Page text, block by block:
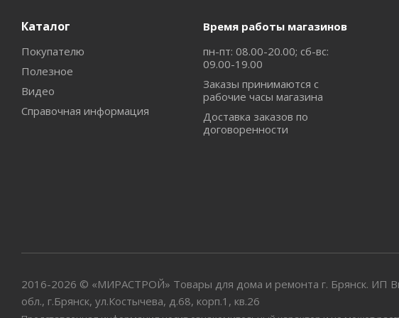
Каталог
Покупателю
Полезное
Видео
Справочная информация
Время работы магазинов
пн-пт: 08.00-20.00; сб-вс:
09.00-19.00
Заказы принимаются с
рабочие часы магазина
Доставка заказов по
договоренности
2016-2026 © «МИРАСТРОЙ» Товары для дома и ремонта г. Брянск. ИП
обл., г.Брянск, ул.Костычева, д.68, корп.1, кв.26